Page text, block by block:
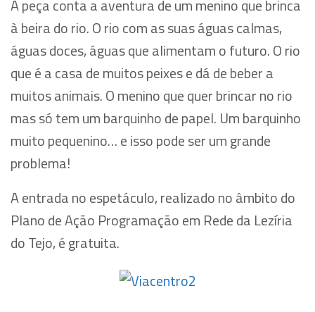
A peça conta a aventura de um menino que brinca
à beira do rio. O rio com as suas águas calmas,
águas doces, águas que alimentam o futuro. O rio
que é a casa de muitos peixes e dá de beber a
muitos animais. O menino que quer brincar no rio
mas só tem um barquinho de papel. Um barquinho
muito pequenino… e isso pode ser um grande
problema!
A entrada no espetáculo, realizado no âmbito do
Plano de Ação Programação em Rede da Lezíria
do Tejo, é gratuita.